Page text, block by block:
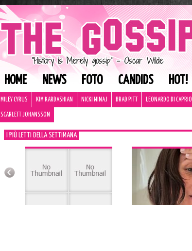
HOME NEWS FOTO CANDIDS HOT!
MILEY CYRUS KIM KARDASHIAN NICKI MINAJ BRAD PITT LEONARDO DI CAPRIO
SCARLETT JOHANSSON
I PIÙ LETTI DELLA SETTIMANA